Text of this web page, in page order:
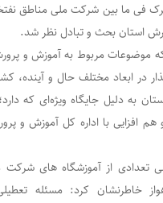
فی ما بین شرکت ملی مناطق
استان بحث و تبادل نظر شد.
موضوعات مربوط به آموزش و
در ابعاد مختلف حال و آینده،
به دلیل جایگاه ویژه‌ای که
افزایی‌ با اداره کل آموزش و
تعدادی از آموزشگاه های
خاطرنشان کرد: مسئله